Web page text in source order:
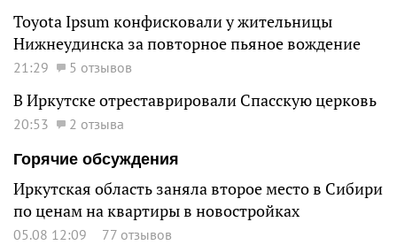
Toyota Ipsum конфисковали у жительницы
Нижнеудинска за повторное пьяное вождение
21:29 5 отзывов
В Иркутске отреставрировали Спасскую церковь
20:53
2 отзыва
Горячие обсуждения
Иркутская область заняла второе место в Сибири
по ценам на квартиры в новостройках
05.08 12:09 77 отзывов